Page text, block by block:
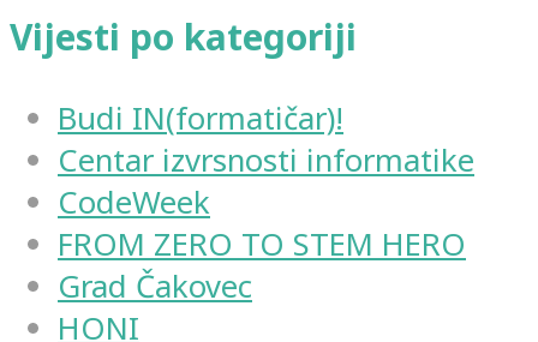
Vijesti po kategoriji
Budi IN(formatičar)!
Centar izvrsnosti informatike
CodeWeek
FROM ZERO TO STEM HERO
Grad Čakovec
HONI